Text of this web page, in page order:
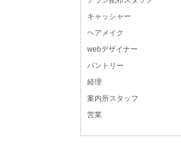
キャッシャー
ヘアメイク
webデザイナー
パントリー
経理
案内所スタッフ
営業
ぎたいなら当店で働きませんか／ 《空きポスト多
昇給・昇格も目指せる！
新橋 キャバクラボーイ・黒服求人